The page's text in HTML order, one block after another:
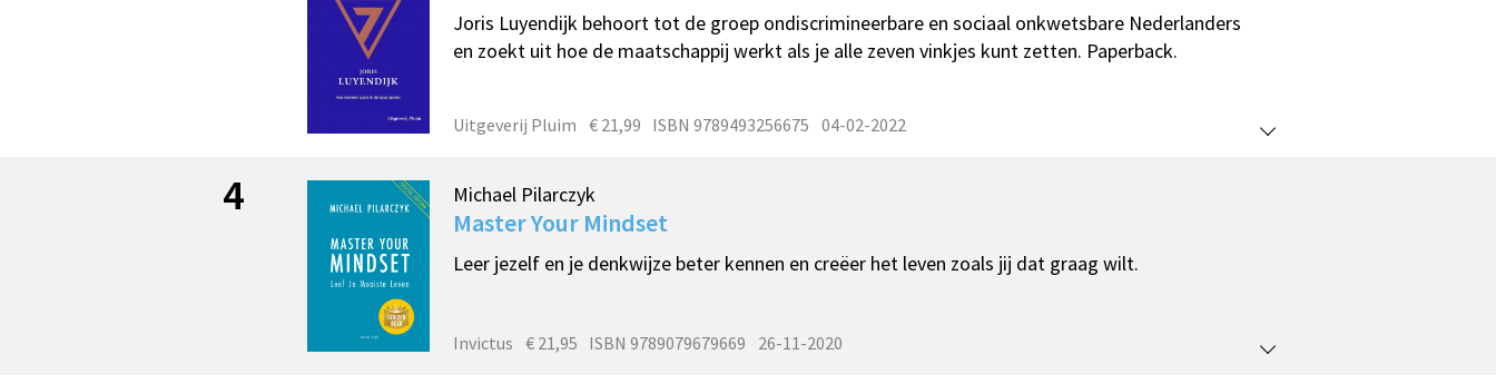
Joris Luyendijk behoort tot de groep ondiscrimineerbare en sociaal onkwetsbare Nederlanders
en zoekt uit hoe de maatschappij werkt als je alle zeven vinkjes kunt zetten. Paperback.
Uitgeverij Pluim € 21,99 ISBN 9789493256675 04-02-2022
4 Michael Pilarczyk
Master Your Mindset
Leer jezelf en je denkwijze beter kennen en creëer het leven zoals jij dat graag wilt.
Invictus € 21,95 ISBN 9789079679669 26-11-2020